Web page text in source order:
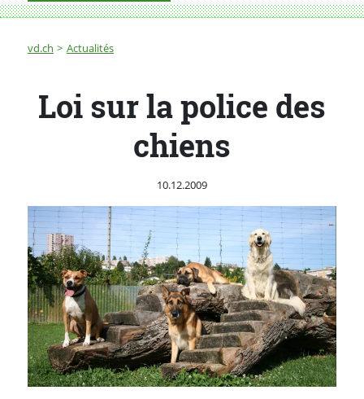
Fil d'Ariane
vd.ch Actualités
Loi sur la police des chiens
Loi sur la police des
chiens
Publié le
10.12.2009